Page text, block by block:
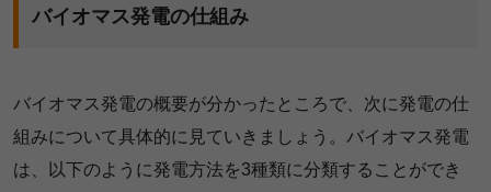
バイオマス発電の仕組み
バイオマス発電の概要が分かったところで、次に発電の仕
組みについて具体的に見ていきましょう。バイオマス発電
は、以下のように発電方法を3種類に分類することができ